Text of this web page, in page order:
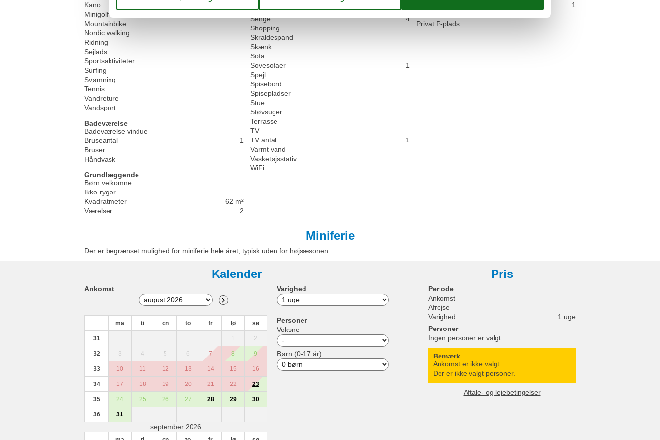
Kano
Minigolf
Mountainbike
Nordic walking
Ridning
Sejlads
Sportsaktiviteter
Surfing
Svømning
Tennis
Vandreture
Vandsport
Badeværelse
Badeværelse vindue
Bruseantal
1
Bruser
Håndvask
Grundlæggende
Børn velkomne
Ikke-ryger
Kvadratmeter
62 m²
Værelser
2
Røgalarm
Senge
4
Shopping
Skraldespand
Skænk
Sofa
Sovesofaer
1
Spejl
Spisebord
Spisepladser
Stue
Støvsuger
Terrasse
TV
TV antal
1
Varmt vand
Vasketøjsstativ
WiFi
1
Privat P-plads
Miniferie
Der er begrænset mulighed for miniferie hele året, typisk uden for højsæsonen.
Kalender
Ankomst
ma ti on to fr lø sø
31 1 2
32 3 4 5 6 7 8 9
33 10 11 12 13 14 15 16
34 17 18 19 20 21 22 23
35 24 25 26 27 28 29 30
36 31
september 2026
Varighed
Personer
Voksne
Børn (0-17 år)
Pris
Periode
Ankomst
Afrejse
Varighed
1 uge
Personer
Ingen personer er valgt
Bemærk
Ankomst er ikke valgt.
Der er ikke valgt personer.
Aftale- og lejebetingelser